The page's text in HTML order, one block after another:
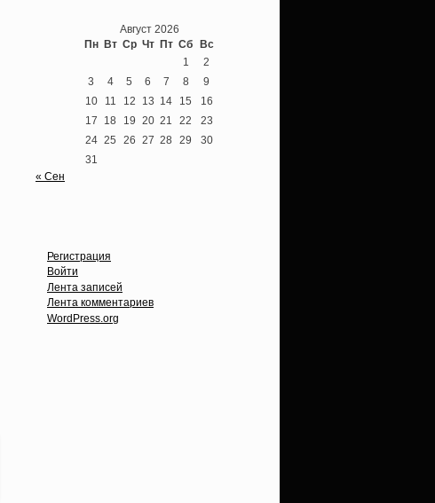
Август 2026
Пн Вт Ср Чт Пт Сб Вс
1
2
3
4 5 6 7 8
9
10
11 12 13 14 15
16
17
18 19 20 21 22
23
24 25 26 27 28 29
30
31
« Сен
Регистрация
Войти
Лента записей
Лента комментариев
WordPress.org